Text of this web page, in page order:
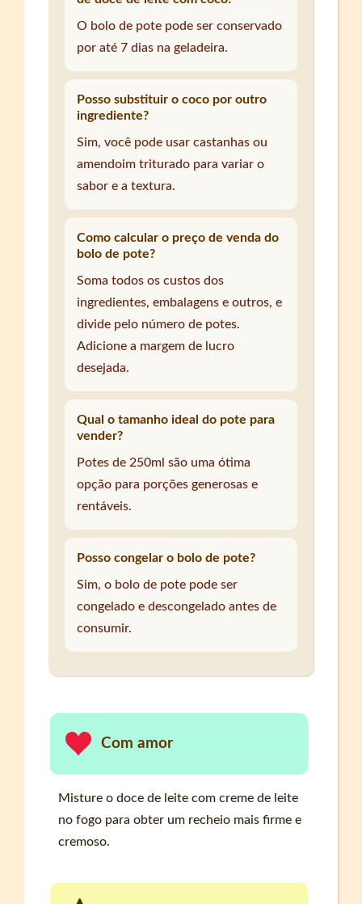
O bolo de pote pode ser conservado
por até 7 dias na geladeira.
Posso substituir o coco por outro
ingrediente?
Sim, você pode usar castanhas ou
amendoim triturado para variar o
sabor e a textura.
Como calcular o preço de venda do
bolo de pote?
Soma todos os custos dos
ingredientes, embalagens e outros, e
divide pelo número de potes.
Adicione a margem de lucro
desejada.
Qual o tamanho ideal do pote para
vender?
Potes de 250ml são uma ótima
opção para porções generosas e
rentáveis.
Posso congelar o bolo de pote?
Sim, o bolo de pote pode ser
congelado e descongelado antes de
consumir.
Com amor
Misture o doce de leite com creme de leite
no fogo para obter um recheio mais firme e
cremoso.